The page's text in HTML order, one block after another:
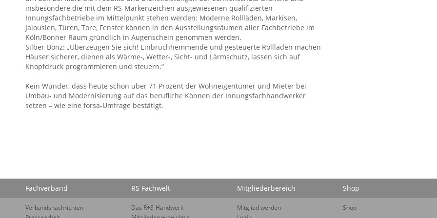
insbesondere die mit dem RS-Markenzeichen ausgewiesenen qualifizierten
Innungsfachbetriebe im Mittelpunkt stehen werden: Moderne Rollläden, Markisen,
Jalousien, Türen, Tore, Fenster können in den Ausstellungsräumen aller Fachbetriebe im
Köln/Bonner Raum gründlich in Augenschein genommen werden.
Silber-Bonz: „Überzeugen Sie sich! Einbruchhemmende und gesteuerte Rollläden machen
Häuser sicherer, dienen als Wärme-, Wetter-, Sicht- und Lärmschutz, lassen sich auf
Knopfdruck programmieren und steuern.“
Kein Wunder, dass heute schon über 71 Prozent der Wohneigentümer und Mieter bei
Umbau- und Modernisierung auf das berufliche Können der Innungsfachhandwerker
setzen – wie eine forsa-Umfrage bestätigt.
Fachverband RS Fachwelt Mitgliederbereich Shop
Verbandsnachrichten
Das R+S-Handwerk
Mitglied werden
Shop